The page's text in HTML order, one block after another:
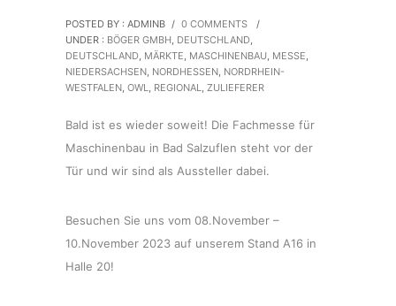
POSTED BY : ADMINB / 0 COMMENTS
/
UNDER : BÖGER GMBH, DEUTSCHLAND,
DEUTSCHLAND, MÄRKTE, MASCHINENBAU, MESSE,
NIEDERSACHSEN, NORDHESSEN, NORDRHEIN-
WESTFALEN, OWL, REGIONAL, ZULIEFERER
Bald ist es wieder soweit! Die Fachmesse für
Maschinenbau in Bad Salzuflen steht vor der
Tür und wir sind als Aussteller dabei.
Besuchen Sie uns vom 08.November –
10.November 2023 auf unserem Stand A16 in
Halle 20!